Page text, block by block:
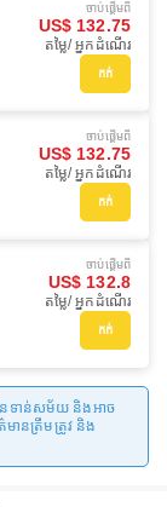
ចាប់ផ្ដើមពី
US$ 132.75
តម្លៃ/ អ្នកដំណើរ
កក់
ចាប់ផ្ដើមពី
US$ 132.75
តម្លៃ/ អ្នកដំណើរ
កក់
ចាប់ផ្ដើមពី
US$ 132.8
តម្លៃ/ អ្នកដំណើរ
កក់
នទាន់សម័យ និងអាច
ានត្រឹមត្រូវ និង